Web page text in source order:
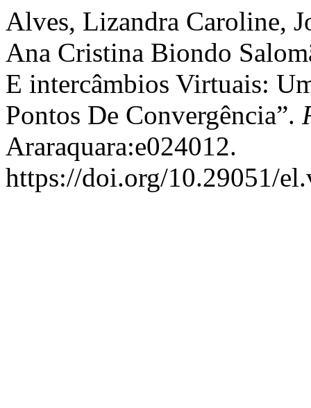
Alves, Lizandra Caroline,
Ana Cristina Biondo
E intercâmbios Virtuais:
Pontos De Convergência”.
Araraquara:e024012.
https://doi.org/10.29051/